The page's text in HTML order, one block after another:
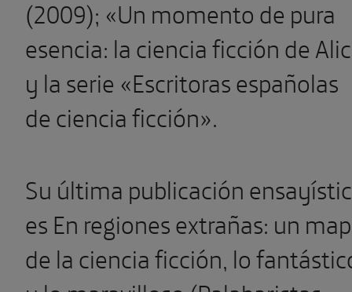
(2009); «Un momento de pura
esencia: la ciencia ficción de
y la serie «Escritoras españolas
de ciencia ficción».
Su última publicación
es En regiones extrañas: un
de la ciencia ficción, lo